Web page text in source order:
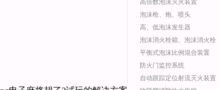
高倍数泡沫灭火装置
泡沫枪、炮、喷头
高、低泡沫发生器
泡沫消火栓箱、泡沫消火栓
平衡式泡沫比例混合装置
防火门监控系统
自动跟踪定位射流灭火装置